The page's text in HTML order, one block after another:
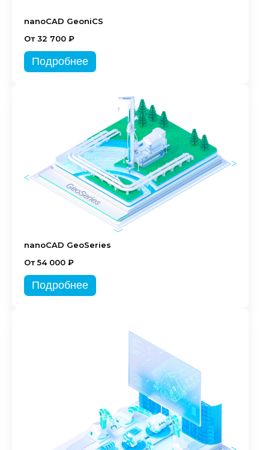
nanoCAD GeoniCS
От 32 700 ₽
Подробнее
nanoCAD GeoSeries
От 54 000 ₽
Подробнее